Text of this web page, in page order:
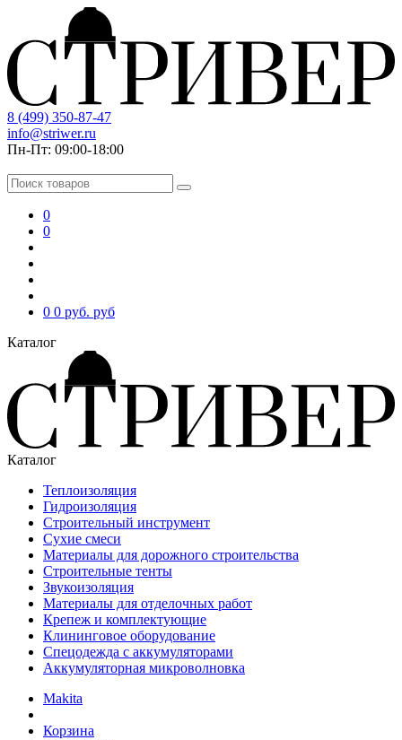
8 (499) 350-87-47
info@striwer.ru
Пн-Пт: 09:00-18:00
0
0
0 0 руб. руб
Каталог
Каталог
Теплоизоляция
Гидроизоляция
Строительный инструмент
Сухие смеси
Материалы для дорожного строительства
Строительные тенты
Звукоизоляция
Материалы для отделочных работ
Крепеж и комплектующие
Клининговое оборудование
Спецодежда с аккумуляторами
Аккумуляторная микроволновка
Makita
Корзина